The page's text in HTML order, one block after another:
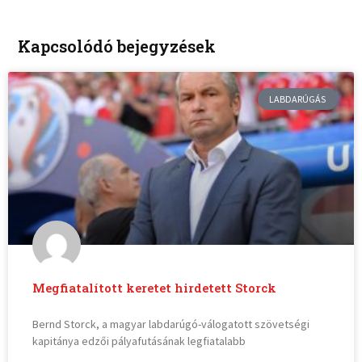
Kapcsolódó bejegyzések
LABDARÚGÁS
Megfiatalított keretet hirdetett Storck
Bernd Storck, a magyar labdarúgó-válogatott szövetségi
kapitánya edzői pályafutásának legfiatalabb